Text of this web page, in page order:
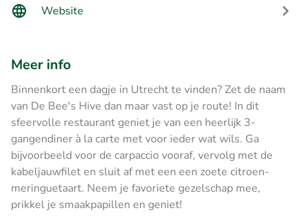
Website
Meer info
Binnenkort een dagje in Utrecht te vinden? Zet de naam
van De Bee's Hive dan maar vast op je route! In dit
sfeervolle restaurant geniet je van een heerlijk 3-
gangendiner à la carte met voor ieder wat wils. Ga
bijvoorbeeld voor de carpaccio vooraf, vervolg met de
kabeljauwfilet en sluit af met een een zoete citroen-
meringuetaart. Neem je favoriete gezelschap mee,
prikkel je smaakpapillen en geniet!